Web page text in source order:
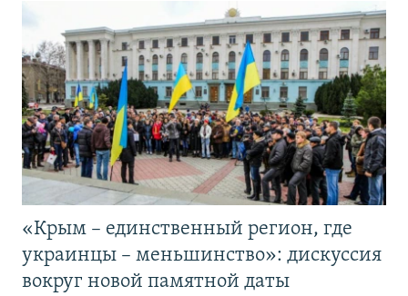
«Крым – единственный регион, где
украинцы – меньшинство»: дискуссия
вокруг новой памятной даты